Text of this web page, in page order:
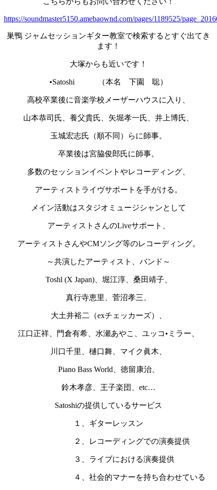
https://soundmaster5150.amebaownd.com/pages/1189525/
巣鴨 ジャムセッションギター教室で検索するとすぐ出てき
ます！
大塚からも近いです！
•Satoshi （本名 下園 聡）
高校卒業後に音楽学校メーザーハウスに入り、
山本恭司氏、養父貴氏、矢堀孝一氏、井上博氏、
玉城宏志氏（順不同）らに師事。
卒業後は宮脇俊郎氏に師事。
多数のセッションイベントやレコーディング、
アーティストライヴサポートを手がける。
メイン活動はスタジオミュージシャンとして
アーティストさんのLiveサポート、
アーティストさんやCMソング等のレコーディング。
～共演したアーティスト、バンド～
Toshl (X Japan)、堀江淳、桑田靖子、
真行寺恵里、菅沼孝三、
大土井裕二（exチェッカーズ）、
江口正祥、門倉有希、水瀬あやこ、ユッコ•ミラー、
川口千里、樋口舞、マイク眞木、
Piano Bass World、徳留康治、
鈴木孝彦、王子楽団、etc…
Satoshiの提供しているサービス
１、ギターレッスン
２、レコーディングでの演奏提供
３、ライブにおける演奏提供
４、社会的マナーを持ち合わせている